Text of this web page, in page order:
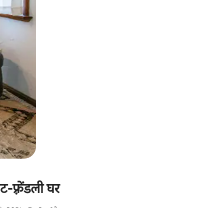
फ़्रेंडली घर